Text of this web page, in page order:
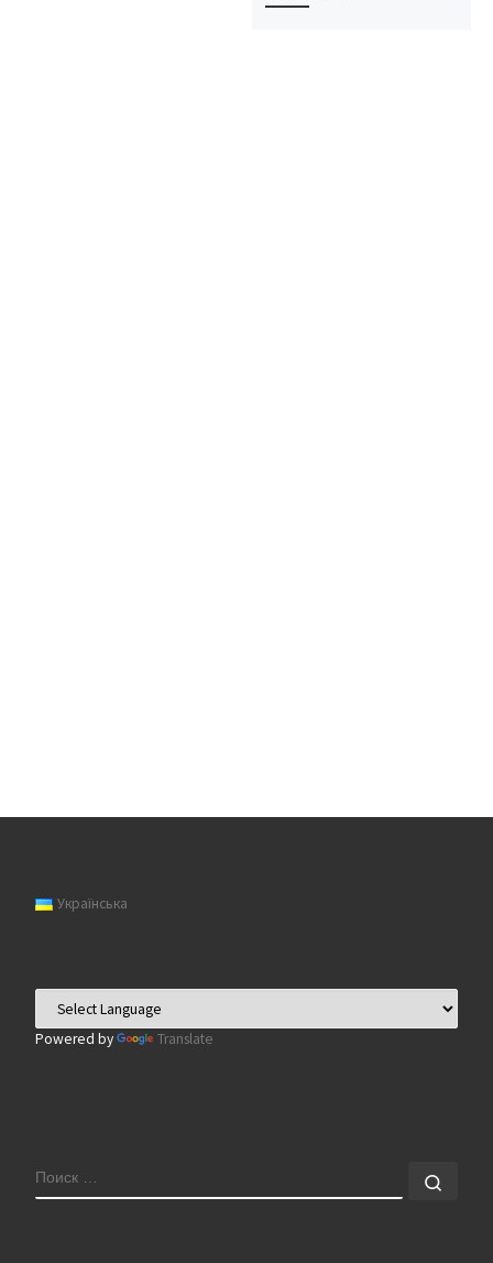
Українська
Powered by Translate
ПОИСК